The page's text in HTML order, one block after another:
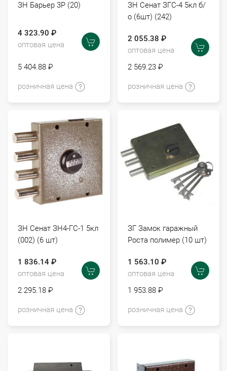
ЗН Барьер 3Р (20)
4 323.90 ₽
оптовая цена
5 404.88 ₽
розничная цена
ЗН Сенат ЗГС-4 5кл б/
о (6шт) (242)
2 055.38 ₽
оптовая цена
2 569.23 ₽
розничная цена
ЗН Сенат ЗН4-ГС-1 5кл
(002) (6 шт)
1 836.14 ₽
оптовая цена
2 295.18 ₽
розничная цена
ЗГ Замок гаражный
Роста полимер (10 шт)
1 563.10 ₽
оптовая цена
1 953.88 ₽
розничная цена